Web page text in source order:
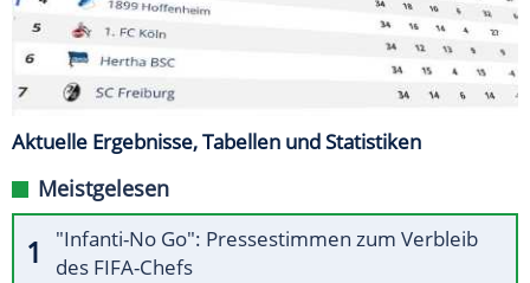
Aktuelle Ergebnisse, Tabellen und Statistiken
Meistgelesen
"Infanti-No Go": Pressestimmen zum Verbleib
des FIFA-Chefs